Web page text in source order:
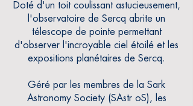
Doté d'un toit coulissant astucieusement,
l'observatoire de Sercq abrite un
télescope de pointe permettant
d'observer l'incroyable ciel étoilé et les
expositions planétaires de Sercq.
Géré par les membres de la Sark
Astronomy Society (SAstr oS), les